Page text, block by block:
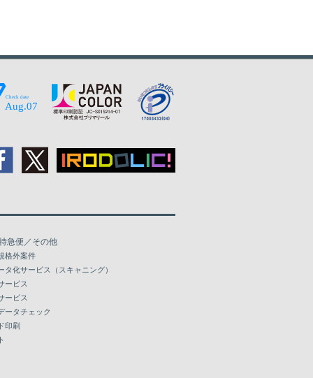
急便／その他
格外案件
タ化サービス（スキャニング）
ービス
ービス
ータチェック
印刷